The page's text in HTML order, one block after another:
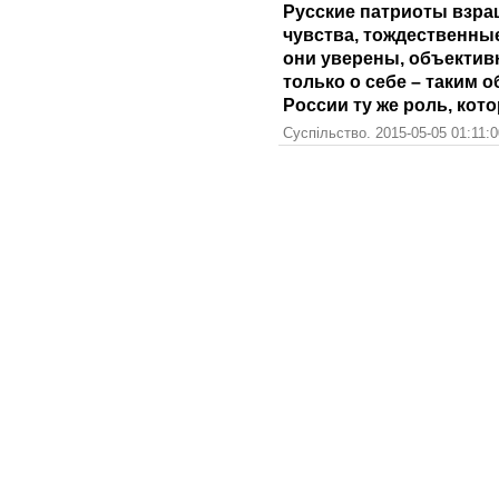
Русские патриоты
чувства,
они уверены,
только о себе – таким
России ту же роль,
Суспільство. 2015-05-05